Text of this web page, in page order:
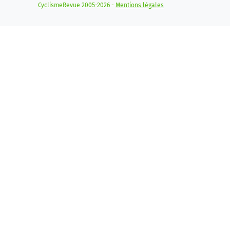
CyclismeRevue 2005-2026 - Mentions légales